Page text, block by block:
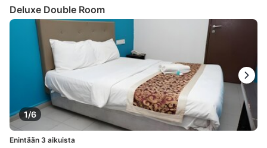
Deluxe Double Room
1/6
Enintään 3 aikuista